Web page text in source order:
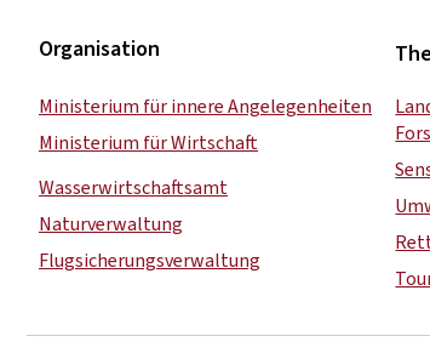
Organisation
Ministerium für innere Angelegenheiten
Ministerium für Wirtschaft
Wasserwirtschaftsamt
Naturverwaltung
Flugsicherungsverwaltung